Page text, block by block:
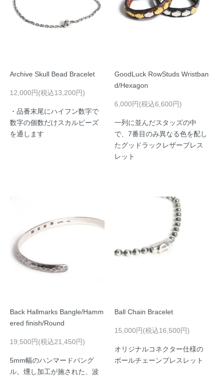
Archive Skull Bead Bracelet
12,000円(税込13,200円)
・品番末尾にハイフン数字で
数字の個数だけスカルビーズ
を通します
GoodLuck RowStuds Wristban
d/Hexagon
6,000円(税込6,600円)
一列に並んだスタッズの中
で、7番目のみ異なる色を配し
たグッドラックレザーブレス
レット
Back Hallmarks Bangle/Hamm
ered finish/Round
19,500円(税込21,450円)
5mm幅のハンマードバング
ル。燻し加工が施された、波
Ball Chain Bracelet
15,000円(税込16,500円)
オリジナルコネクター仕様の
ボールチェーンブレスレット